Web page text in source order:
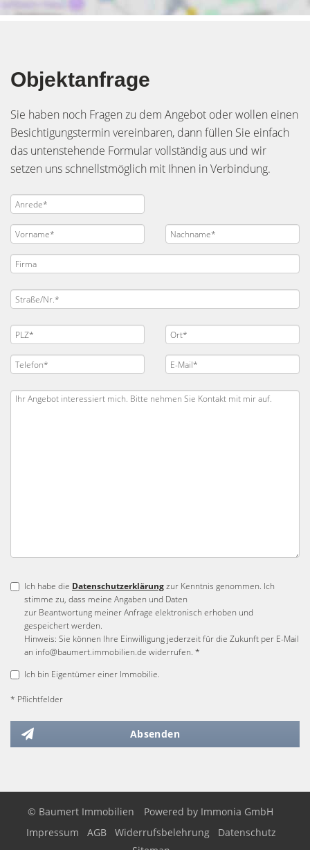
Objektanfrage
Sie haben noch Fragen zu dem Angebot oder wollen einen
Besichtigungstermin vereinbaren, dann füllen Sie einfach
das untenstehende Formular vollständig aus und wir
setzen uns schnellstmöglich mit Ihnen in Verbindung.
Ich habe die Datenschutzerklärungzur Kenntnis genommen. Ich
stimme zu, dass meine Angaben und Daten
zur Beantwortung meiner Anfrage elektronisch erhoben und
gespeichert werden.
Hinweis: Sie können Ihre Einwilligung jederzeit für die Zukunft per E-Mail
an info@baumert.immobilien.de widerrufen. *
Ich bin Eigentümer einer Immobilie.
* Pflichtfelder
Absenden
© Baumert Immobilien Powered by Immonia GmbH
Impressum
AGB Widerrufsbelehrung
Datenschutz